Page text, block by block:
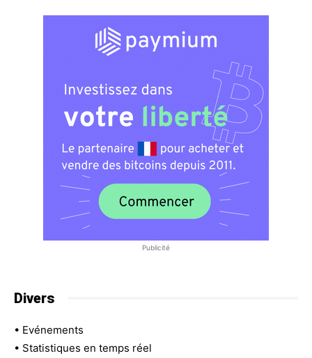
Publicité
Divers
• Evénements
• Statistiques en temps réel